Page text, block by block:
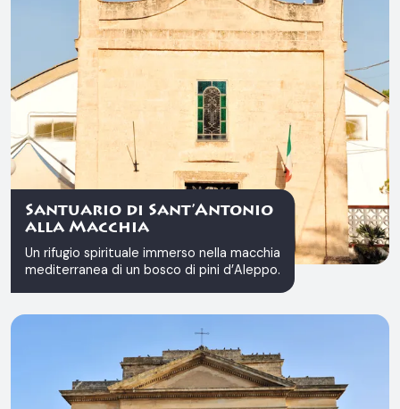
Santuario di Sant’Antonio
alla Macchia
Un rifugio spirituale immerso nella macchia
mediterranea di un bosco di pini d’Aleppo.